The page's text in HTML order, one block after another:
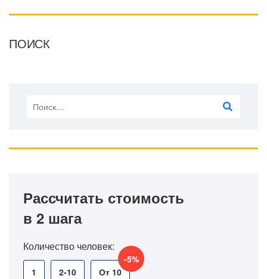
ПОИСК
Рассчитать стоимость
в 2 шага
Количество человек:
1 2-10 От 10
-5%